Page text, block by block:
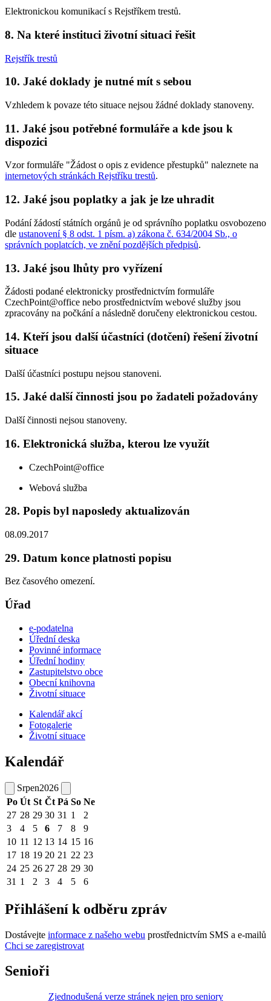
Elektronickou komunikací s Rejstříkem trestů.
8. Na které instituci životní situaci řešit
Rejstřík trestů
10. Jaké doklady je nutné mít s sebou
Vzhledem k povaze této situace nejsou žádné doklady stanoveny.
11. Jaké jsou potřebné formuláře a kde jsou k
dispozici
Vzor formuláře "Žádost o opis z evidence přestupků" naleznete na
internetových stránkách Rejstříku trestů.
12. Jaké jsou poplatky a jak je lze uhradit
Podání žádostí státních orgánů je od správního poplatku osvobozeno
dle ustanovení § 8 odst. 1 písm. a) zákona č. 634/2004 Sb., o
správních poplatcích, ve znění pozdějších předpisů.
13. Jaké jsou lhůty pro vyřízení
Žádosti podané elektronicky prostřednictvím formuláře
CzechPoint@office nebo prostřednictvím webové služby jsou
zpracovány na počkání a následně doručeny elektronickou cestou.
14. Kteří jsou další účastníci (dotčení) řešení životní
situace
Další účastníci postupu nejsou stanoveni.
15. Jaké další činnosti jsou po žadateli požadovány
Další činnosti nejsou stanoveny.
16. Elektronická služba, kterou lze využít
CzechPoint@office
Webová služba
28. Popis byl naposledy aktualizován
08.09.2017
29. Datum konce platnosti popisu
Bez časového omezení.
Úřad
e-podatelna
Úřední deska
Povinné informace
Úřední hodiny
Zastupitelstvo obce
Obecní knihovna
Životní situace
Kalendář akcí
Fotogalerie
Životní situace
Kalendář
Srpen2026
Po Út St Čt Pá So Ne
27 28 29 30 31 1
2
3
4 5 6 7 8
9
10 11 12 13 14 15 16
17 18 19 20 21 22 23
24 25 26 27 28 29 30
31 1 2 3 4 5 6
Přihlášení k odběru zpráv
Dostávejte informace z našeho webu prostřednictvím SMS a e-mailů
Chci se zaregistrovat
Senioři
Zjednodušená verze stránek nejen pro seniory